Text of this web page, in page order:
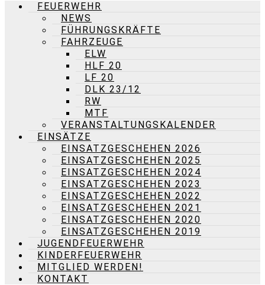
FEUERWEHR
NEWS
FÜHRUNGSKRÄFTE
FAHRZEUGE
ELW
HLF 20
LF 20
DLK 23/12
RW
MTF
VERANSTALTUNGSKALENDER
EINSÄTZE
EINSATZGESCHEHEN 2026
EINSATZGESCHEHEN 2025
EINSATZGESCHEHEN 2024
EINSATZGESCHEHEN 2023
EINSATZGESCHEHEN 2022
EINSATZGESCHEHEN 2021
EINSATZGESCHEHEN 2020
EINSATZGESCHEHEN 2019
JUGENDFEUERWEHR
KINDERFEUERWEHR
MITGLIED WERDEN!
KONTAKT